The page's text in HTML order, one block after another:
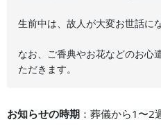
生前中は、故人が大変お世話に
なお、ご香典やお花などのお心
ただきます。
お知らせの時期 ：葬儀から1〜2